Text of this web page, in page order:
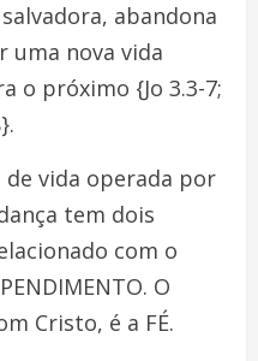
abandona
uma nova vida
o próximo {Jo 3.3-7;
de vida operada por
tem dois
com o
O
Cristo, é a FÉ.